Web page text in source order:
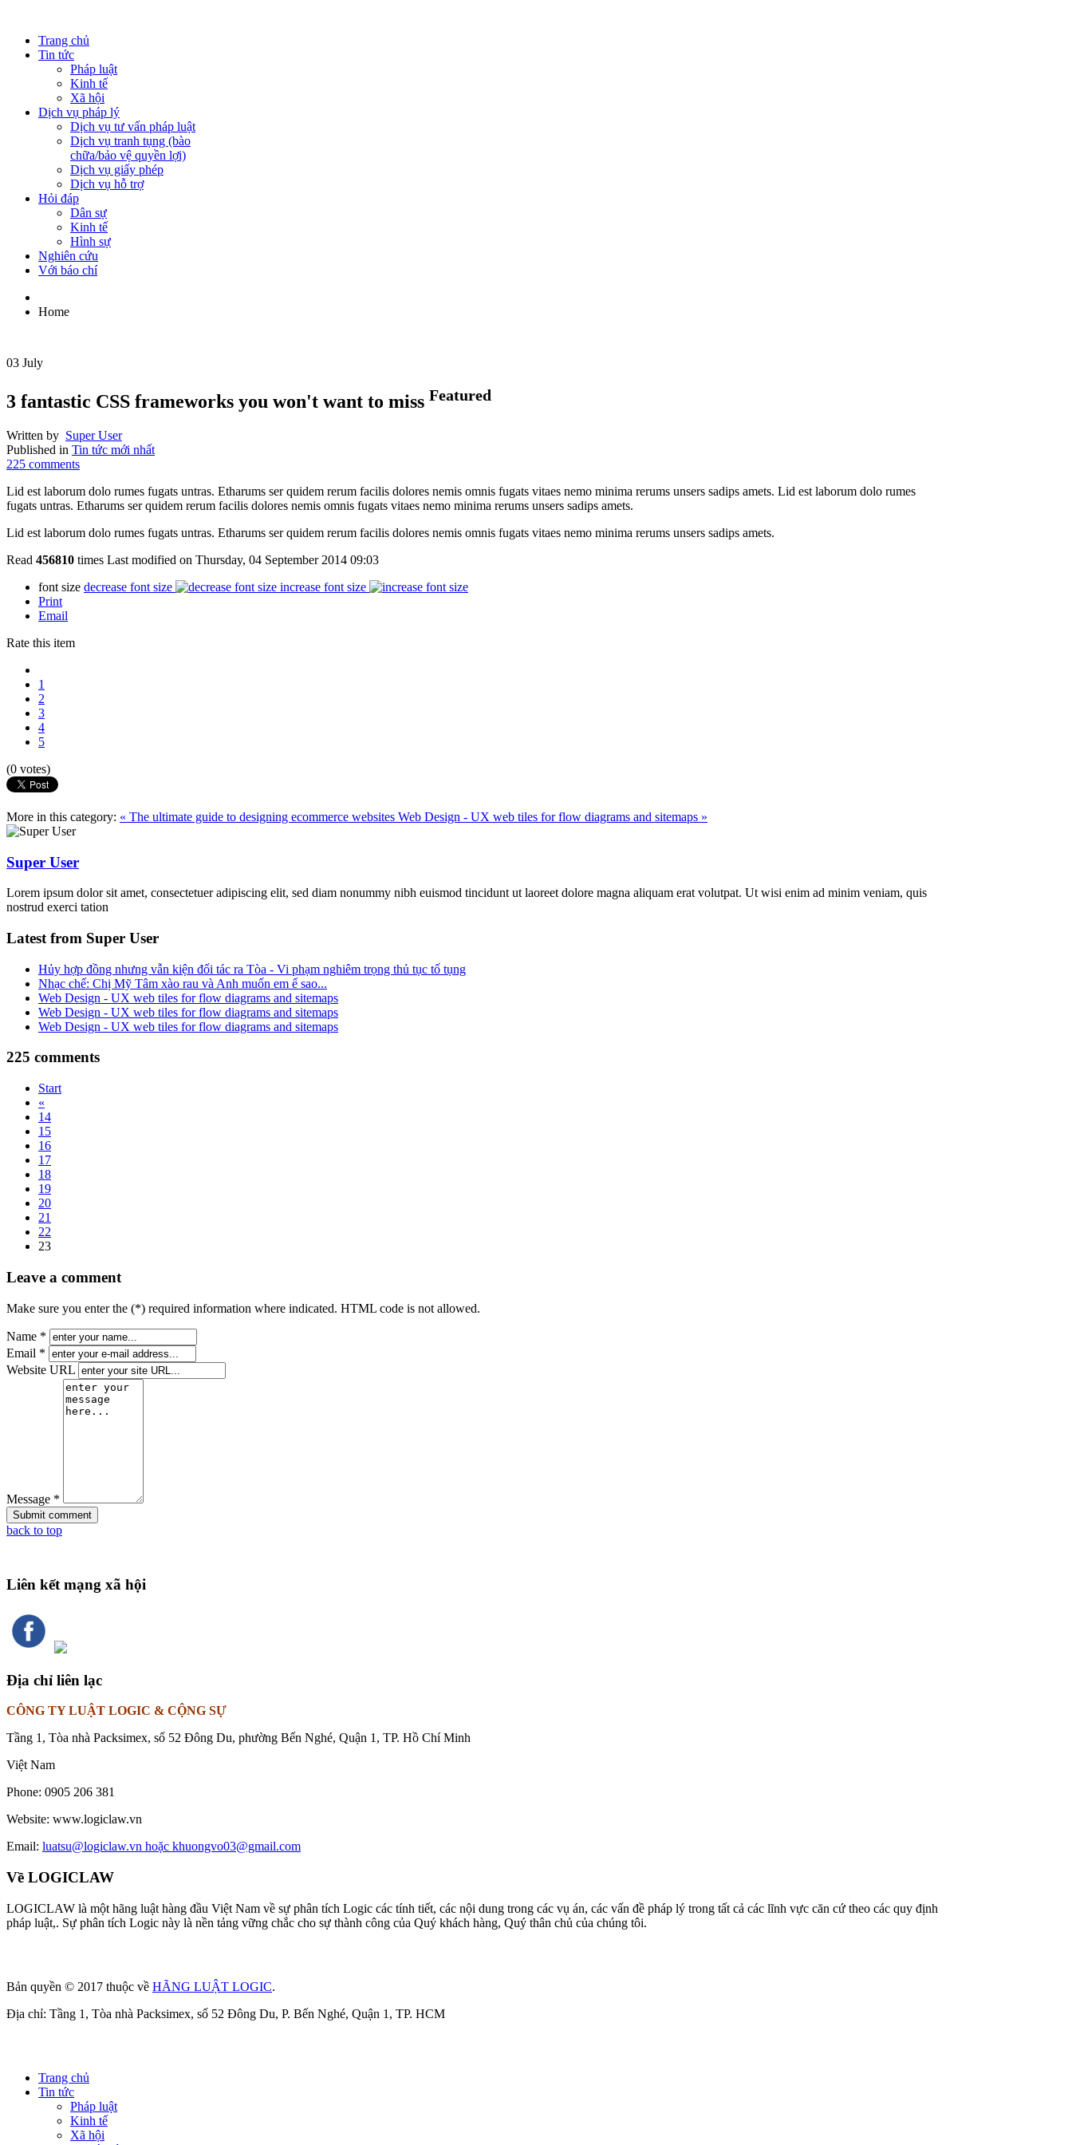
Trang chủ
Tin tức
Pháp luật
Kinh tế
Xã hội
Dịch vụ pháp lý
Dịch vụ tư vấn pháp luật
Dịch vụ tranh tụng (bào
chữa/bảo vệ quyền lợi)
Dịch vụ giấy phép
Dịch vụ hỗ trợ
Hỏi đáp
Dân sự
Kinh tế
Hình sự
Nghiên cứu
Với báo chí
Home
03 July
3 fantastic CSS frameworks you won't want to miss Featured
Written by Super User
Published in Tin tức mới nhất
225 comments
Lid est laborum dolo rumes fugats untras. Etharums ser quidem rerum facilis dolores nemis omnis fugats vitaes nemo minima rerums unsers sadips amets. Lid est laborum dolo rumes
fugats untras. Etharums ser quidem rerum facilis dolores nemis omnis fugats vitaes nemo minima rerums unsers sadips amets.
Lid est laborum dolo rumes fugats untras. Etharums ser quidem rerum facilis dolores nemis omnis fugats vitaes nemo minima rerums unsers sadips amets.
Read 456810 times Last modified on Thursday, 04 September 2014 09:03
font size decrease font size
increase font size
Print
Email
Rate this item
1
2
3
4
5
(0 votes)
More in this category: « The ultimate guide to designing ecommerce websites Web Design - UX web tiles for flow diagrams and sitemaps »
Super User
Lorem ipsum dolor sit amet, consectetuer adipiscing elit, sed diam nonummy nibh euismod tincidunt ut laoreet dolore magna aliquam erat volutpat. Ut wisi enim ad minim veniam, quis
nostrud exerci tation
Latest from Super User
Hủy hợp đồng nhưng vẫn kiện đối tác ra Tòa - Vi phạm nghiêm trọng thủ tục tố tụng
Nhạc chế: Chị Mỹ Tâm xào rau và Anh muốn em ế sao...
Web Design - UX web tiles for flow diagrams and sitemaps
Web Design - UX web tiles for flow diagrams and sitemaps
Web Design - UX web tiles for flow diagrams and sitemaps
225 comments
Start
«
14
15
16
17
18
19
20
21
22
23
Leave a comment
Make sure you enter the (*) required information where indicated. HTML code is not allowed.
Name *
Email *
Website URL
Message *
back to top
Liên kết mạng xã hội
Địa chỉ liên lạc
CÔNG TY LUẬT LOGIC & CỘNG SỰ
Tầng 1, Tòa nhà Packsimex, số 52 Đông Du, phường Bến Nghé, Quận 1, TP. Hồ Chí Minh
Việt Nam
Phone: 0905 206 381
Website: www.logiclaw.vn
Email: luatsu@logiclaw.vn hoặc khuongvo03@gmail.com
Về LOGICLAW
LOGICLAW là một hãng luật hàng đầu Việt Nam về sự phân tích Logic các tính tiết, các nội dung trong các vụ án, các vấn đề pháp lý trong tất cả các lĩnh vực căn cứ theo các quy định
pháp luật,. Sự phân tích Logic này là nền tảng vững chắc cho sự thành công của Quý khách hàng, Quý thân chủ của chúng tôi.
Bản quyền © 2017 thuộc về HÃNG LUẬT LOGIC.
Địa chỉ: Tầng 1, Tòa nhà Packsimex, số 52 Đông Du, P. Bến Nghé, Quận 1, TP. HCM
Trang chủ
Tin tức
Pháp luật
Kinh tế
Xã hội